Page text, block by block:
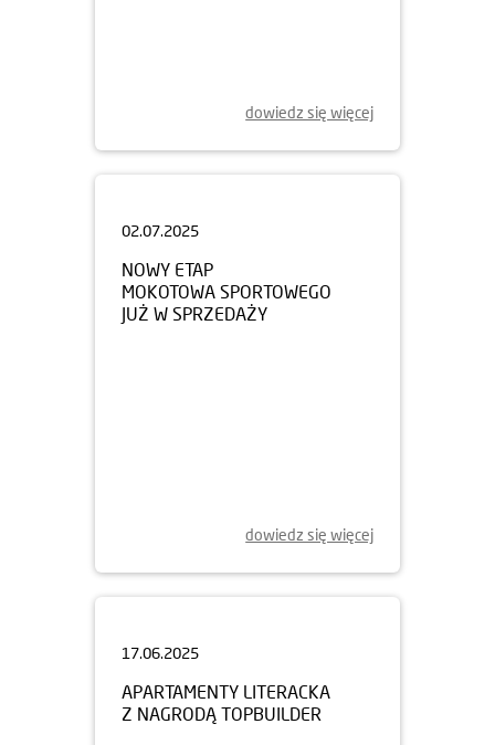
dowiedz się więcej
NOWY ETAP
MOKOTOWA SPORTOWEGO
JUŻ W SPRZEDAŻY
dowiedz się więcej
APARTAMENTY LITERACKA
Z NAGRODĄ TOPBUILDER